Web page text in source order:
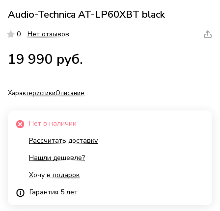
Audio-Technica AT-LP60XBT black
0 Нет отзывов
19 990 руб.
ХарактеристикиОписание
Нет в наличии
Рассчитать доставку
Нашли дешевле?
Хочу в подарок
Гарантия 5 лет